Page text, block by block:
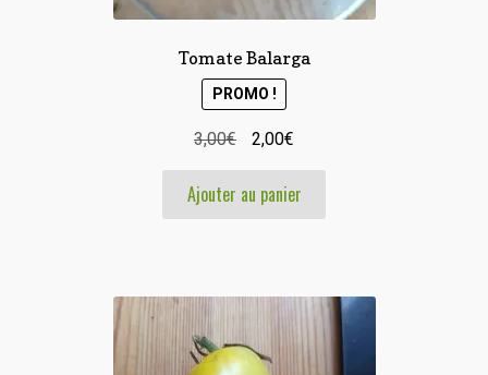
Tomate Balarga
PROMO !
3,00€
Le
prix
initial
était :
2,00€Le
prix
actuel
est :
Ajouter au panier